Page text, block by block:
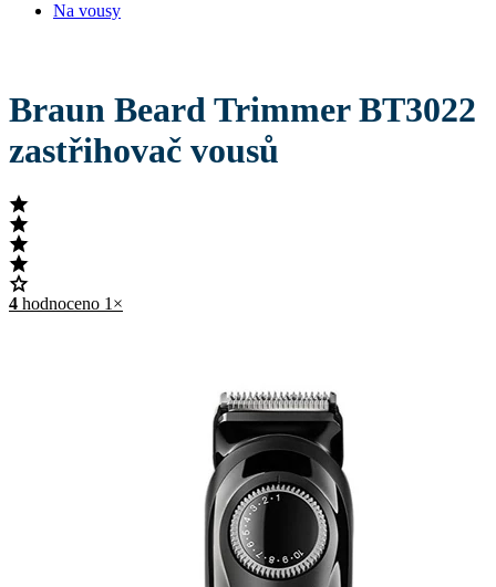
Na vousy
Braun Beard Trimmer BT3022
zastřihovač vousů
4 hodnoceno 1×